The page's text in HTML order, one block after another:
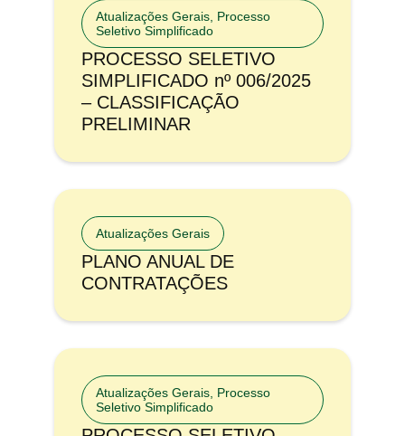
Atualizações Gerais Processo
Seletivo Simplificado
PROCESSO SELETIVO
SIMPLIFICADO nº 006/2025
– CLASSIFICAÇÃO
PRELIMINAR
Atualizações Gerais
PLANO ANUAL DE
CONTRATAÇÕES
Atualizações Gerais Processo
Seletivo Simplificado